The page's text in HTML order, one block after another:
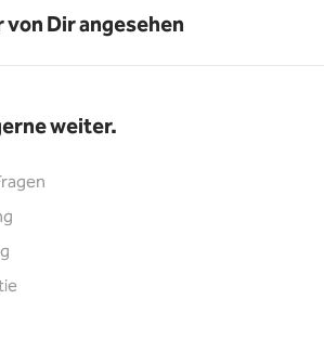
Dir angesehen
weiter.